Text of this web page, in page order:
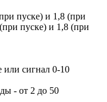
пуске) и 1,8 (при
пуске) и 1,8 (при
или сигнал 0-10
- от 2 до 50